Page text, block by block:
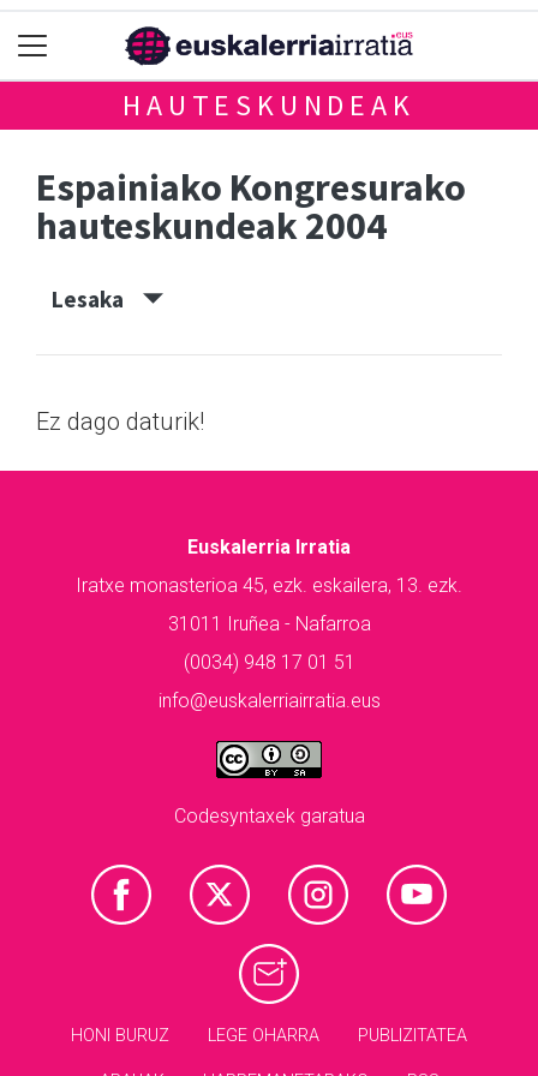
HAUTESKUNDEAK
Espainiako Kongresurako
hauteskundeak 2004
Lesaka
Ez dago daturik!
Euskalerria Irratia
Iratxe monasterioa 45, ezk. eskailera, 13. ezk.
31011 Iruñea - Nafarroa
(0034) 948 17 01 51
info@euskalerriairratia.eus
Codesyntaxek garatua
HONI BURUZ LEGE OHARRA PUBLIZITATEA